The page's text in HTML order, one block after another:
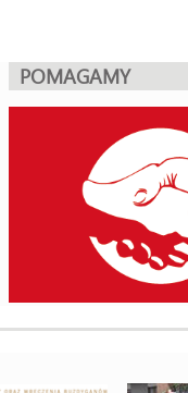
POMAGAMY